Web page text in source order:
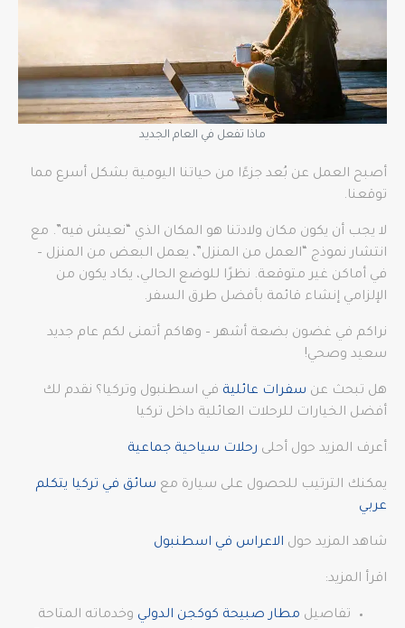
ماذا تفعل في العام الجديد
أصبح العمل عن بُعد جزءًا من حياتنا اليومية بشكل أسرع مما
توقعنا.
لا يجب أن يكون مكان ولادتنا هو المكان الذي “نعيش فيه”. مع
انتشار نموذج “العمل من المنزل”، يعمل البعض من المنزل –
في أماكن غير متوقعة. نظرًا للوضع الحالي، يكاد يكون من
الإلزامي إنشاء قائمة بأفضل طرق السفر.
نراكم في غضون بضعة أشهر – وهاكم أتمنى لكم عام جديد
سعيد وصحي!
هل تبحث عن سفرات عائلية في اسطنبول وتركيا؟ نقدم لك
أفضل الخيارات للرحلات العائلية داخل تركيا
أعرف المزيد حول أحلى رحلات سياحية جماعية
يمكنك الترتيب للحصول على سيارة مع سائق في تركيا يتكلم
عربي
شاهد المزيد حول الاعراس في اسطنبول
اقرأ المزيد:
تفاصيل مطار صبيحة كوكجن الدولي وخدماته المتاحة